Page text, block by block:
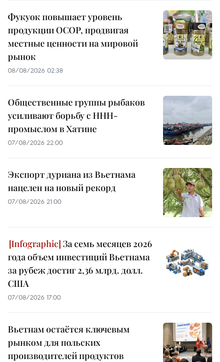
Фукуок повышает уровень
продукции OCOP, продвигая
местные ценности на мировой
рынок
08/08/2026 02:38
Общественные группы рыбаков
усиливают борьбу с ННН-
промыслом в Хатине
07/08/2026 22:00
Экспорт дуриана из Вьетнама
нацелен на новый рекорд
07/08/2026 21:00
За семь месяцев 2026
года объем инвестиций Вьетнама
за рубеж достиг 2,36 млрд. долл.
США
07/08/2026 17:00
Вьетнам остаётся ключевым
рынком для польских
производителей продуктов